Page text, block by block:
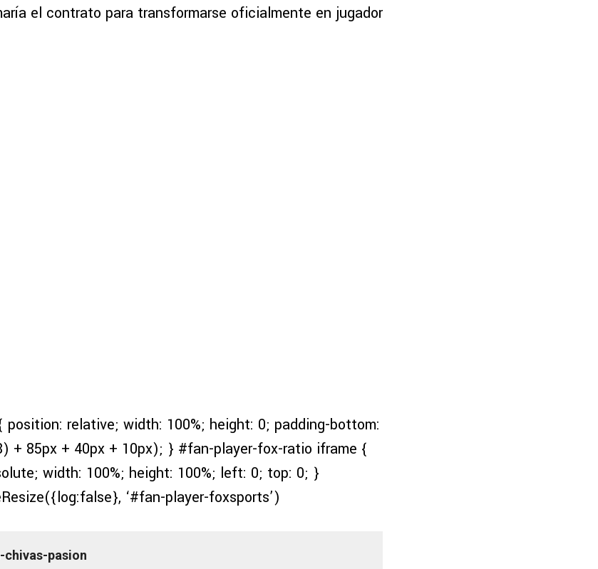
el contrato para transformarse oficialmente en jugador
relative; width: 100%; height: 0; padding-bottom:
+ 85px + 40px + 10px); } #fan-player-fox-ratio iframe {
width: 100%; height: 100%; left: 0; top: 0; }
‘#fan-player-foxsports’)
chivas-pasion